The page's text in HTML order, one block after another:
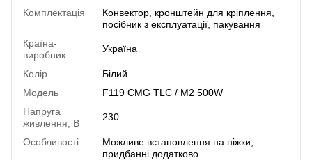
Комплектація
Конвектор, кронштейн для кріплення,
посібник з експлуатації, пакування
Країна-
виробник
Україна
Колір
Білий
Модель
F119 CMG TLC / M2 500W
Напруга
живлення, В
230
Особливості
Можливе встановлення на ніжки,
придбанні додатково